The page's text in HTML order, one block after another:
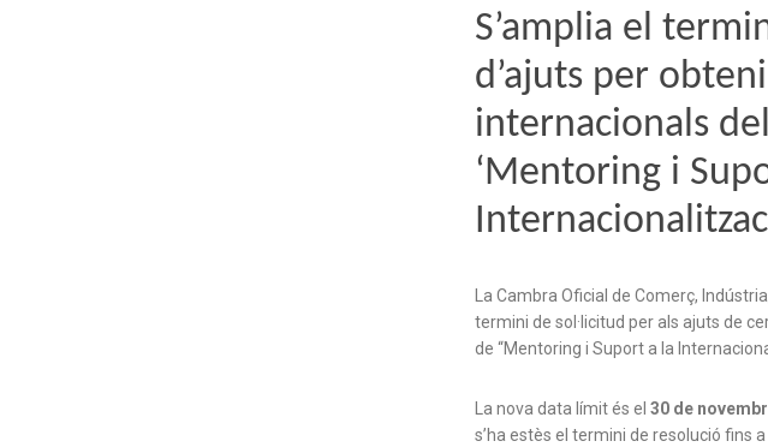
S’amplia el
d’ajuts per
internacionals
‘Mentoring i
La Cambra Oficial de Comerç,
termini de sol·licitud per als ajuts de
de “Mentoring i Suport a la
La nova data límit és el 30 de
s’ha estès el termini de resolució fins